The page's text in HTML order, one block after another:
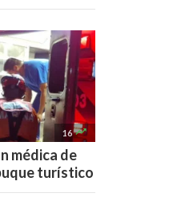
16 
médica de
turístico